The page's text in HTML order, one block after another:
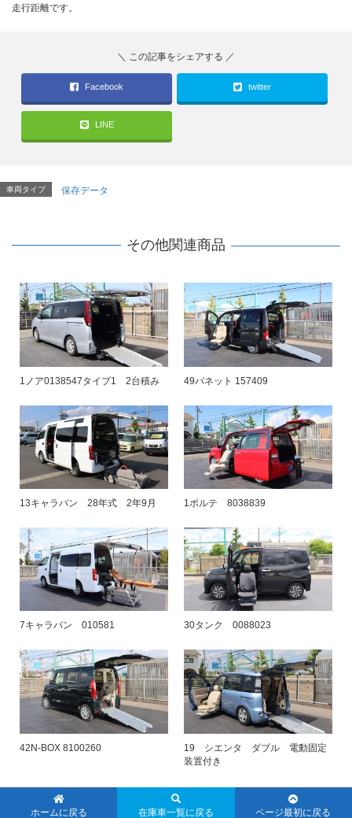
走行距離です。
Facebook twitter
LINE
車両タイプ 保存データ
その他関連商品
1ノア0138547タイプ1 2台積み 49バネット 157409
13キャラバン 28年式 2年9月 1ポルテ 8038839
7キャラバン 010581 30タンク 0088023
42N-BOX 8100260
19 シエンタ ダブル 電動固定
装置付き
ホームに戻る 在庫車一覧に戻る ページ最初に戻る